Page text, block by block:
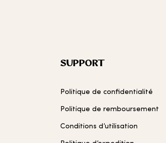
SUPPORT
Politique de confidentialité
Politique de remboursement
Conditions d’utilisation